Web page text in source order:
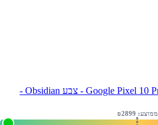
טלפון סלולרי Google Pixel 10 Pro 16GB+128GB - צבע Obsidian -
ממוצע: ₪ 2899